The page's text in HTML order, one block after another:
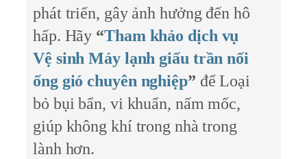
phát triển, gây ảnh hưởng đến hô
hấp. Hãy “Tham khảo dịch vụ
Vệ sinh Máy lạnh giấu trần nối
ống gió chuyên nghiệp” để Loại
bỏ bụi bẩn, vi khuẩn, nấm mốc,
giúp không khí trong nhà trong
lành hơn.